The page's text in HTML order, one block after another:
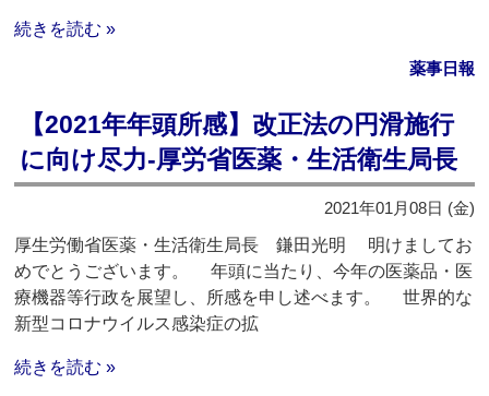
続きを読む »
薬事日報
【2021年年頭所感】改正法の円滑施行
に向け尽力‐厚労省医薬・生活衛生局長
2021年01月08日 (金)
厚生労働省医薬・生活衛生局長 鎌田光明 明けましてお
めでとうございます。 年頭に当たり、今年の医薬品・医
療機器等行政を展望し、所感を申し述べます。 世界的な
新型コロナウイルス感染症の拡
続きを読む »